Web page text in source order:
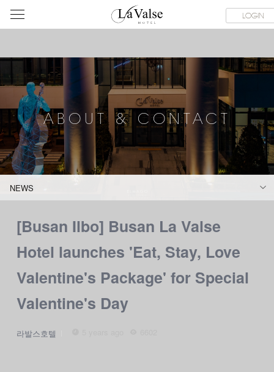
라
발
스
호
텔
LOGIN
SERVICE FACILITIES ABOUT & CONTACT HOTEL GUIDE
ABOUT & CONTACT
NEWS
[Busan Ilbo] Busan La Valse
Hotel launches 'Eat, Stay, Love
Valentine's Package' for Special
Valentine's Day
라발스호텔